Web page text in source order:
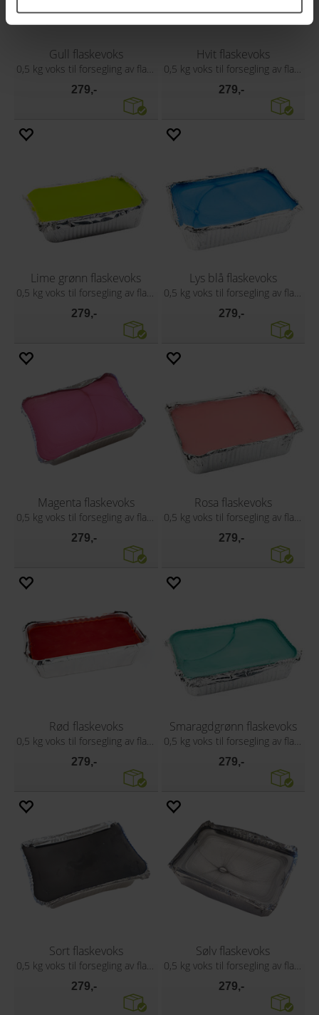
Gull flaskevoks
279,-
Hvit flaskevoks
279,-
Lime grønn flaskevoks
0,5 kg voks til forsegling av flasker
279,-
Lys blå flaskevoks
0,5 kg voks til forsegling av flasker
279,-
Magenta flaskevoks
279,-
Rosa flaskevoks
279,-
Rød flaskevoks
0,5 kg voks til forsegling av flasker
279,-
Smaragdgrønn flaskevoks
0,5 kg voks til forsegling av flasker
279,-
Sort flaskevoks
279,-
Sølv flaskevoks
279,-